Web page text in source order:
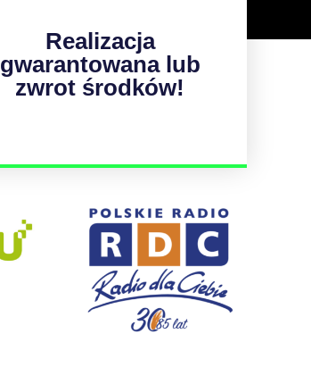
Realizacja
gwarantowana lub
zwrot środków!